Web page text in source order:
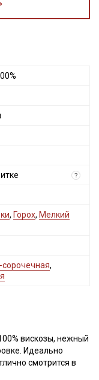
?
, Горох, Мелкий
сорочечная,
вискозы, нежный
Идеально
смотрится в